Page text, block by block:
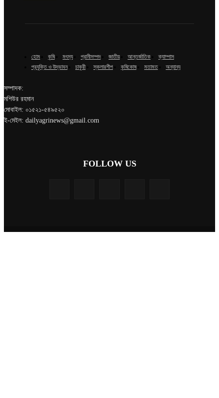
হোম কৃষি মৎস্য প্রানীসম্পদ জাতীয় আন্তর্জাতিক
ক্যাম্পাস
প্রযুক্তি ও উদ্ভাবন
চাকুরী স্কলারশীপ কৃষিকোষ মতামত অন্যান্য
সম্পাদক:
মশিউর রহমান
মোবাইল: ০১৫২১-৫৪৯৫২০
ই-মেইল: dailyagrinews@gmail.com
FOLLOW US